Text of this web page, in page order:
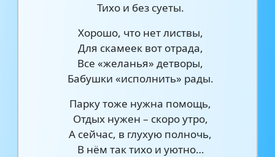
Тихо и без суеты.
Хорошо, что нет листвы,
Для скамеек вот отрада,
Все «желанья» детворы,
Бабушки «исполнить» рады.
Парку тоже нужна помощь,
Отдых нужен – скоро утро,
А сейчас, в глухую полночь,
В нём так тихо и уютно…